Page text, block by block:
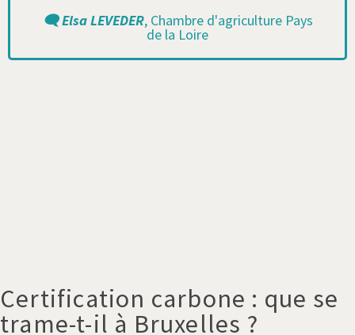
🗨️ Elsa LEVEDER, Chambre d'agriculture Pays
de la Loire
Certification carbone : que se
trame-t-il à Bruxelles ?